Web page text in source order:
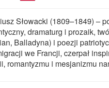
Słowacki (1809–1849) –
dramaturg i prozaik,
Balladyna) i poezji
we Francji, czerpał
romantyzmu i mesjanizmu